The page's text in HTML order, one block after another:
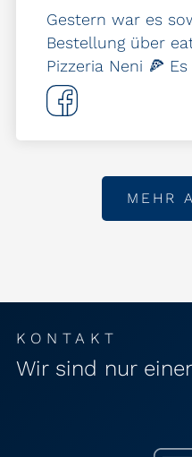
Gestern war es
Bestellung über
Pizzeria Neni 🍕
MEHR
KONTAKT
Wir sind nur